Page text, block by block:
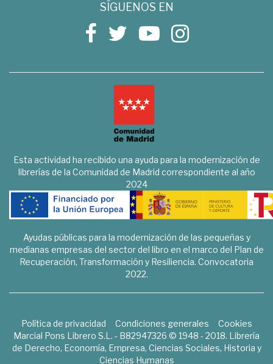
SÍGUENOS EN
Esta actividad ha recibido una ayuda para la modernización de
librerías de la Comunidad de Madrid correspondiente al año
2024
Ayudas públicas para la modernización de las pequeñas y
medianas empresas del sector del libro en el marco del Plan de
Recuperación, Transformación y Resiliencia. Convocatoria
2022.
Política de privacidad Condiciones generales
Cookies
Marcial Pons Librero S.L. - B82947326 © 1948 - 2018. Librería
de Derecho, Economía, Empresa, Ciencias Sociales, Historia y
Ciencias Humanas